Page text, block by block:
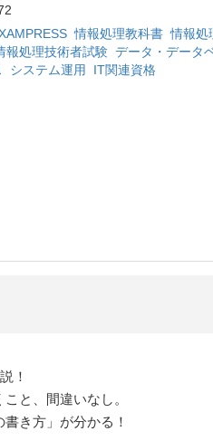
情報処理教科書 情報処
報処理技術者試験 データ・データ
システム運用 IT関連資格
！
と、間違いなし。
き方」が分かる！